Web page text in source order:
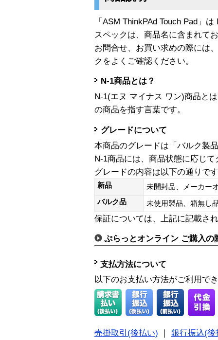
「ASM ThinkPAd Touch Pad」
スペックは、商品名に含まれて
お問合せ、お買い求めの際には
クをよくご確認ください。
N-1商品とは？
N-1(エヌ マイナス ワン)商品と
の商品を指す言葉です。
グレードについて
本商品のグレードは「バルク製
N-1商品には、商品状態に応じ
グレードの内容は以下の通りで
新品
未開封品、メーカー
バルク品
未使用製品、箱無
保証については、上記に記載さ
ぷらっとオンライン ご購入の
支払方法について
以下のお支払い方法がご利用で
売掛取引(後払い)
銀行振込(後